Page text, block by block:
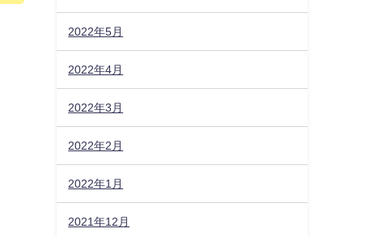
2022年5月
2022年4月
2022年3月
2022年2月
2022年1月
2021年12月